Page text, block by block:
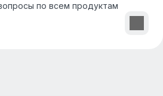
по всем продуктам